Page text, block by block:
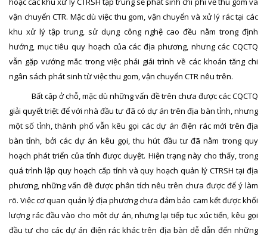
vận chuyển CTR. Mặc dù việc thu gom, vận chuyển và xử lý rác tại các
khu xử lý tập trung, sử dụng công nghệ cao đều nằm trong định
hướng, mục tiêu quy hoạch của các địa phương, nhưng các CQCTQ
vẫn gặp vướng mắc trong việc phải giải trình về các khoản tăng chi
ngân sách phát sinh từ việc thu gom, vận chuyển CTR nêu trên.
Bất cập ở chỗ, mặc dù những vấn đề trên chưa được các CQCTQ
giải quyết triệt để với nhà đầu tư đã có dự án trên địa bàn tỉnh, nhưng
một số tỉnh, thành phố vẫn kêu gọi các dự án điện rác mới trên địa
bàn tỉnh, bởi các dự án kêu gọi, thu hút đầu tư đã nằm trong quy
hoạch phát triển của tỉnh được duyệt. Hiện trạng này cho thấy, trong
quá trình lập quy hoạch cấp tỉnh và quy hoạch quản lý CTRSH tại địa
phương, những vấn đề được phân tích nêu trên chưa được để ý làm
rõ. Việc cơ quan quản lý địa phương chưa đảm bảo cam kết được khối
lượng rác đầu vào cho một dự án, nhưng lại tiếp tục xúc tiến, kêu gọi
đầu tư cho các dự án điện rác khác trên địa bàn dễ dẫn đến những